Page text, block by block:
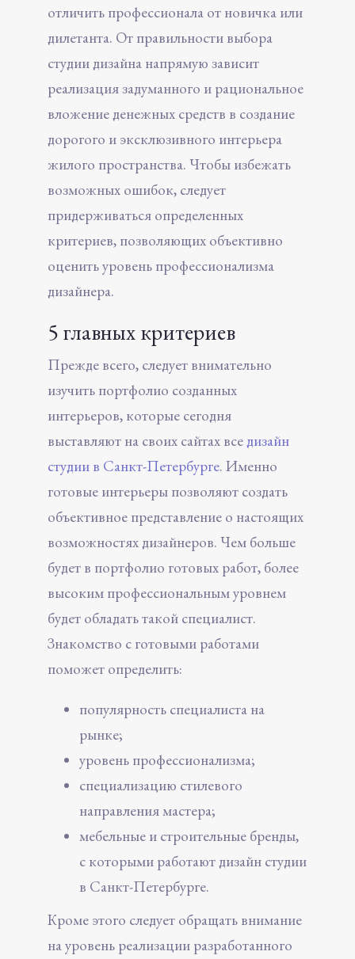
отличить профессионала от новичка или
дилетанта. От правильности выбора
студии дизайна напрямую зависит
реализация задуманного и рациональное
вложение денежных средств в создание
дорогого и эксклюзивного интерьера
жилого пространства. Чтобы избежать
возможных ошибок, следует
придерживаться определенных
критериев, позволяющих объективно
оценить уровень профессионализма
дизайнера.
5 главных критериев
Прежде всего, следует внимательно
изучить портфолио созданных
интерьеров, которые сегодня
выставляют на своих сайтах вседизайн
студии в Санкт-Петербурге. Именно
готовые интерьеры позволяют создать
объективное представление о настоящих
возможностях дизайнеров. Чем больше
будет в портфолио готовых работ, более
высоким профессиональным уровнем
будет обладать такой специалист.
Знакомство с готовыми работами
поможет определить:
популярность специалиста на
рынке;
уровень профессионализма;
специализацию стилевого
направления мастера;
мебельные и строительные бренды,
с которыми работают дизайн студии
в Санкт-Петербурге.
Кроме этого следует обращать внимание
на уровень реализации разработанного